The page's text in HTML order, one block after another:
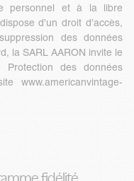
personnel et à la libre
d’un droit d’accès,
des données
la SARL AARON invite le
des données
www.americanvintage-